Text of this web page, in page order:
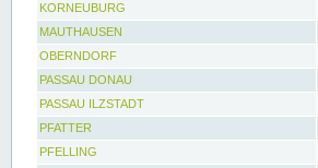
KORNEUBURG
MAUTHAUSEN
OBERNDORF
PASSAU DONAU
PASSAU ILZSTADT
PFATTER
PFELLING